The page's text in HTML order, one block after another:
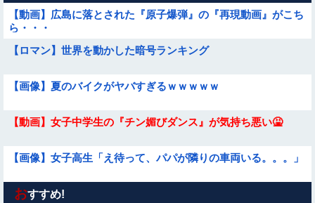
【動画】広島に落とされた『原子爆弾』の『再現動画』がこち
ら・・・
【ロマン】世界を動かした暗号ランキング
【画像】夏のバイクがヤバすぎるｗｗｗｗｗ
【動画】女子中学生の『チン媚びダンス』が気持ち悪い🤮
【画像】女子高生「え待って、パパが隣りの車両いる。。。」
【画像】この美人ママ、脱いだら凄い・・・
おすすめ!